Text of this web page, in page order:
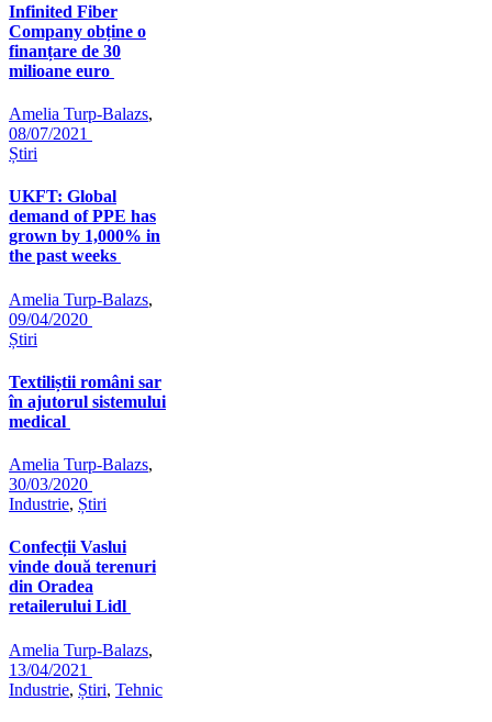
Infinited Fiber
Company obține o
finanțare de 30
milioane euro
Amelia Turp-Balazs,
08/07/2021
Știri
UKFT: Global
demand of PPE has
grown by 1,000% in
the past weeks
Amelia Turp-Balazs,
09/04/2020
Știri
Textiliștii români sar
în ajutorul sistemului
medical
Amelia Turp-Balazs,
30/03/2020
Industrie, Știri
Confecții Vaslui
vinde două terenuri
din Oradea
retailerului Lidl
Amelia Turp-Balazs,
13/04/2021
Industrie, Știri, Tehnic